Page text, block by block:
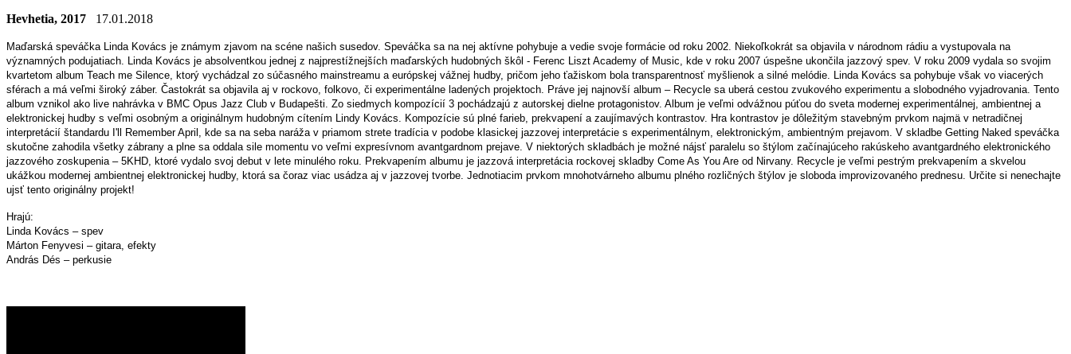
Hevhetia, 2017 17.01.2018
Maďarská speváčka Linda Kovács je známym zjavom na scéne našich susedov. Speváčka sa na nej aktívne pohybuje a vedie svoje formácie od roku 2002. Niekoľkokrát sa objavila v národnom rádiu a vystupovala na
významných podujatiach. Linda Kovács je absolventkou jednej z najprestížnejších maďarských hudobných škôl - Ferenc Liszt Academy of Music, kde v roku 2007 úspešne ukončila jazzový spev. V roku 2009 vydala so svojim
kvartetom album Teach me Silence, ktorý vychádzal zo súčasného mainstreamu a európskej vážnej hudby, pričom jeho ťažiskom bola transparentnosť myšlienok a silné melódie. Linda Kovács sa pohybuje však vo viacerých
sférach a má veľmi široký záber. Častokrát sa objavila aj v rockovo, folkovo, či experimentálne ladených projektoch. Práve jej najnovší album – Recycle sa uberá cestou zvukového experimentu a slobodného vyjadrovania. Tento
album vznikol ako live nahrávka v BMC Opus Jazz Club v Budapešti. Zo siedmych kompozícií 3 pochádzajú z autorskej dielne protagonistov. Album je veľmi odvážnou púťou do sveta modernej experimentálnej, ambientnej a
elektronickej hudby s veľmi osobným a originálnym hudobným cítením Lindy Kovács. Kompozície sú plné farieb, prekvapení a zaujímavých kontrastov. Hra kontrastov je dôležitým stavebným prvkom najmä v netradičnej
interpretácií štandardu I'll Remember April, kde sa na seba naráža v priamom strete tradícia v podobe klasickej jazzovej interpretácie s experimentálnym, elektronickým, ambientným prejavom. V skladbe Getting Naked speváčka
skutočne zahodila všetky zábrany a plne sa oddala sile momentu vo veľmi expresívnom avantgardnom prejave. V niektorých skladbách je možné nájsť paralelu so štýlom začínajúceho rakúskeho avantgardného elektronického
jazzového zoskupenia – 5KHD, ktoré vydalo svoj debut v lete minulého roku. Prekvapením albumu je jazzová interpretácia rockovej skladby Come As You Are od Nirvany. Recycle je veľmi pestrým prekvapením a skvelou
ukážkou modernej ambientnej elektronickej hudby, ktorá sa čoraz viac usádza aj v jazzovej tvorbe. Jednotiacim prvkom mnohotvárneho albumu plného rozličných štýlov je sloboda improvizovaného prednesu. Určite si nenechajte
ujsť tento originálny projekt!
Hrajú:
Linda Kovács – spev
Márton Fenyvesi – gitara, efekty
András Dés – perkusie